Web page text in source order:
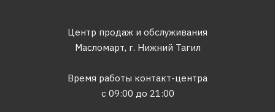
Центр продаж и обслуживания
Масломарт, г. Нижний Тагил
Время работы контакт-центра
с 09:00 до 21:00